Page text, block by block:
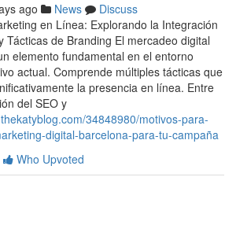
ago News
Discuss
en Línea: Explorando la Integración
Tácticas de Branding El mercadeo digital
elemento fundamental en el entorno
actual. Comprende múltiples tácticas que
la presencia en línea. Entre
del SEO y
34848980/motivos-para-
digital-barcelona-para-tu-campaña
Who Upvoted